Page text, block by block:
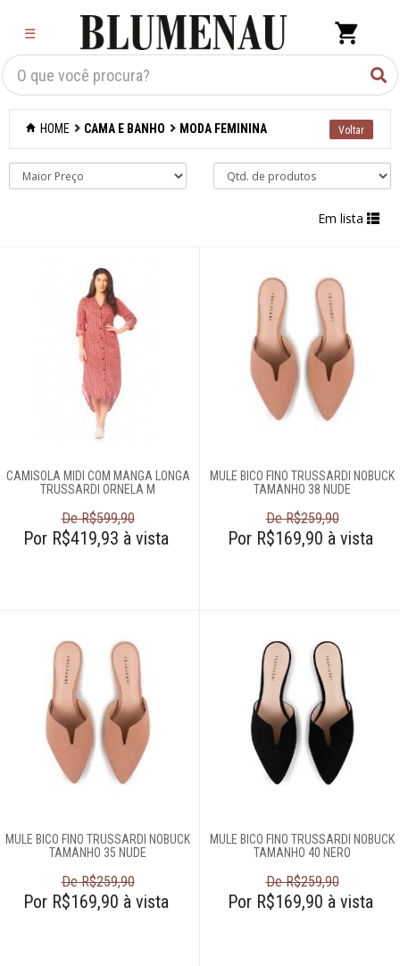
☰
Criar Lista×
Organização
Eletros
Cama e banho
Acessórios para
banheiro
Aromatizantes
Cobertores e
Colchas
Edredons
Lençóis
Moda feminina
Calçados
Roupões
HOME CAMA E BANHO MODA FEMININA
Em lista
CAMISOLA MIDI COM MANGA LONGA
TRUSSARDI ORNELA M
De R$599,90
Por R$419,93 à vista
MULE BICO FINO TRUSSARDI NOBUCK
TAMANHO 38 NUDE
De R$259,90
Por R$169,90 à vista
MULE BICO FINO TRUSSARDI NOBUCK
TAMANHO 35 NUDE
De R$259,90
Por R$169,90 à vista
MULE BICO FINO TRUSSARDI NOBUCK
TAMANHO 40 NERO
De R$259,90
Por R$169,90 à vista